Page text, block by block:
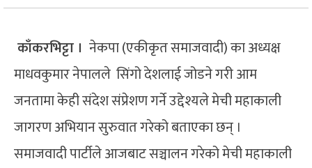
काँकरभिट्टा । नेकपा (एकीकृत समाजवादी) का अध्यक्ष
माधवकुमार नेपालले सिंगो देशलाई जोडने गरी आम
जनतामा केही संदेश संप्रेशण गर्ने उद्देश्यले मेची महाकाली
जागरण अभियान सुरुवात गरेको बताएका छन् ।
समाजवादी पार्टीले आजबाट सञ्चालन गरेको मेची महाकाली